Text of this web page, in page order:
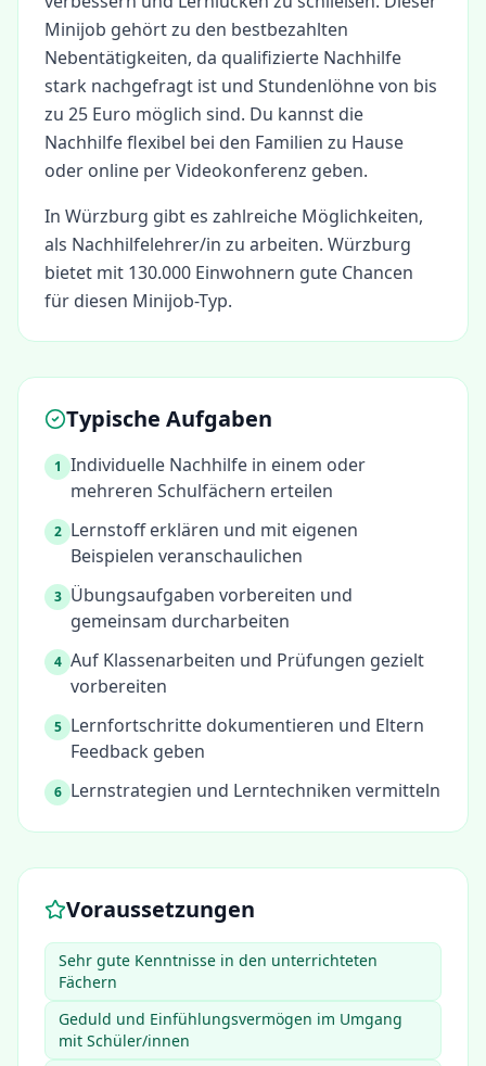
Minijob gehört zu den bestbezahlten
Nebentätigkeiten, da qualifizierte Nachhilfe
stark nachgefragt ist und Stundenlöhne von bis
zu 25 Euro möglich sind. Du kannst die
Nachhilfe flexibel bei den Familien zu Hause
oder online per Videokonferenz geben.
In Würzburg gibt es zahlreiche Möglichkeiten,
als Nachhilfelehrer/in zu arbeiten. Würzburg
bietet mit 130.000 Einwohnern gute Chancen
für diesen Minijob-Typ.
Typische Aufgaben
1 Individuelle Nachhilfe in einem oder
mehreren Schulfächern erteilen
2 Lernstoff erklären und mit eigenen
Beispielen veranschaulichen
3 Übungsaufgaben vorbereiten und
gemeinsam durcharbeiten
4 Auf Klassenarbeiten und Prüfungen gezielt
vorbereiten
5 Lernfortschritte dokumentieren und Eltern
Feedback geben
6 Lernstrategien und Lerntechniken vermitteln
Voraussetzungen
Sehr gute Kenntnisse in den unterrichteten
Fächern
Geduld und Einfühlungsvermögen im Umgang
mit Schüler/innen